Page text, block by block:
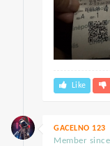
Like
GACELNO 123
Member